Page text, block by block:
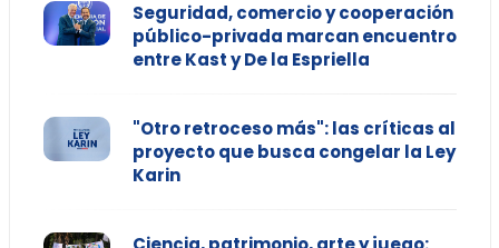
Seguridad, comercio y cooperación
público-privada marcan encuentro
entre Kast y De la Espriella
"Otro retroceso más": las críticas al
proyecto que busca congelar la Ley
Karin